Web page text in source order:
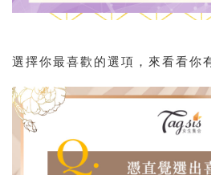
選擇你最喜歡的選項，來看看你